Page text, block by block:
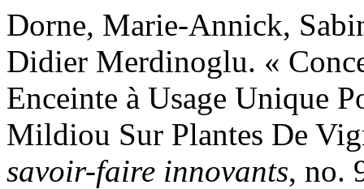
Dorne, Marie-Annick,
Didier Merdinoglu. «
Enceinte à Usage Unique
Mildiou Sur Plantes De
savoir-faire innovants, no.